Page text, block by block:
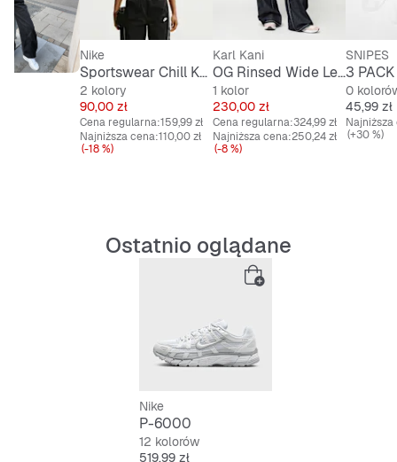
Nike
Sportswear Chill Knit Cropped T-Shirt
2 kolory
Cena
90,00 zł
Cena regularna:159,99 zł
Najniższa cena:110,00 zł
(-18 %)
Karl Kani
OG Rinsed Wide Leg Jeans
1 kolor
Cena
230,00 zł
Cena regularna:324,99 zł
Najniższa cena:250,24 zł
(-8 %)
SNIPES
0
Cena
45,99 zł
(+30 %)
Ostatnio oglądane
Nike
P-6000
12 kolorów
Cena
519,99 zł